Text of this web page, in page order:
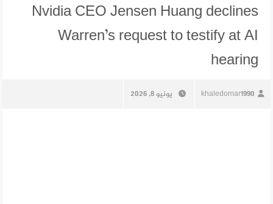
Nvidia CEO Jensen Huang declines
Warren’s request to testify at AI
hearing
khaledomar1990 يونيو 8, 2026